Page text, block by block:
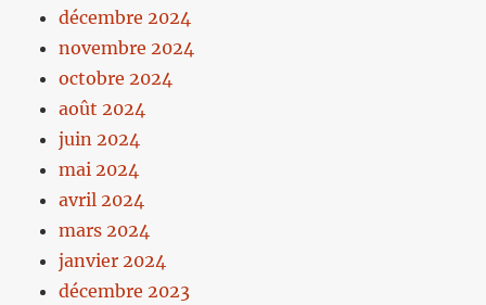
décembre 2024
novembre 2024
octobre 2024
août 2024
juin 2024
mai 2024
avril 2024
mars 2024
janvier 2024
décembre 2023